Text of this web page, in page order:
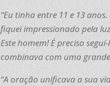
“Eu tinha entre 11 e 13
fiquei impressionado pela
Este homem! É preciso
combinava com uma
“A oração unificava a sua